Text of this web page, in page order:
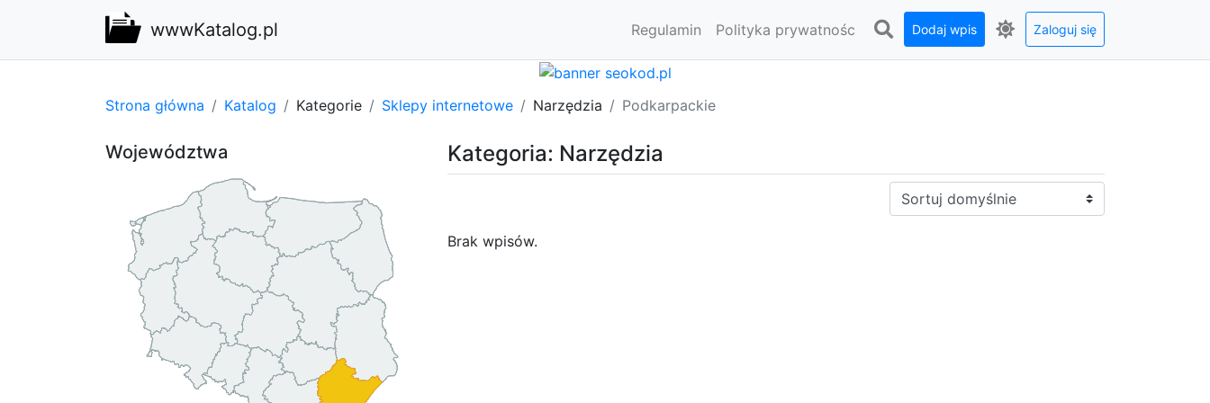
wwwKatalog.pl Regulamin Polityka prywatnośc Dodaj wpis Zaloguj się
Strona główna Katalog Kategorie Sklepy internetowe Narzędzia Podkarpackie
Kategoria: Narzędzia
Sortuj:
Brak wpisów.
Województwa